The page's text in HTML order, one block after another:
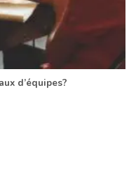
d’équipes?